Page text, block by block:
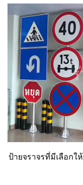
ป้ายจราจรที่มีเลือกใ